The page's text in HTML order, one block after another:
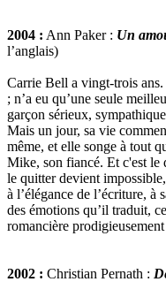
2004 : Ann Paker : Un
l’anglais)
Carrie Bell a vingt-trois
; n’a eu qu’une seule
garçon sérieux,
Mais un jour, sa vie
même, et elle songe à tout
Mike, son fiancé. Et c'est le
le quitter devient
à l’élégance de l’écriture,
des émotions qu’il traduit,
romancière
2002 : Christian Pernath :